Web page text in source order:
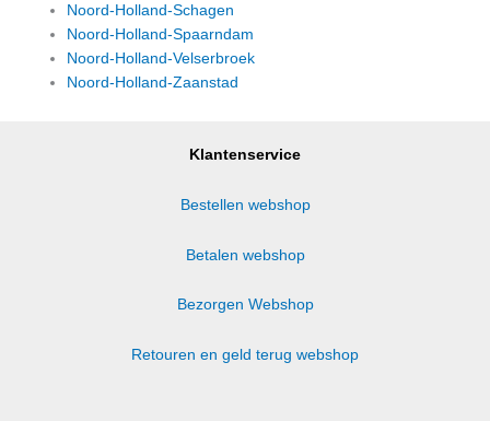
Noord-Holland-Schagen
Noord-Holland-Spaarndam
Noord-Holland-Velserbroek
Noord-Holland-Zaanstad
Klantenservice
Bestellen webshop
Betalen webshop
Bezorgen Webshop
Retouren en geld terug webshop